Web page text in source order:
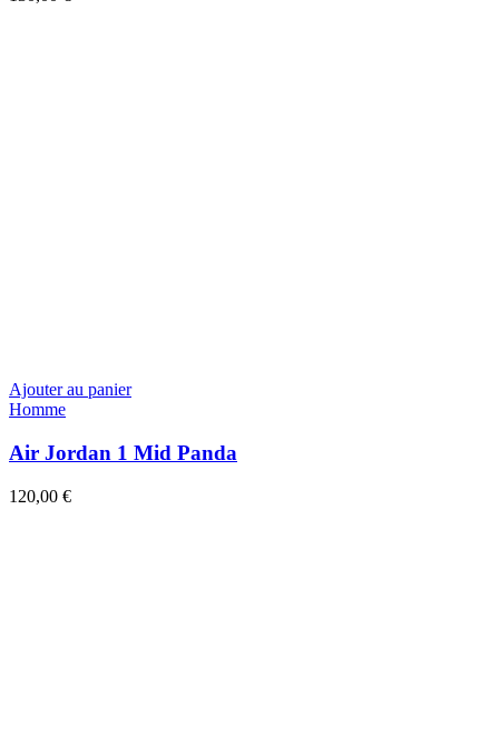
Ajouter au panier
Homme
Air Jordan 1 Mid Panda
120,00 €